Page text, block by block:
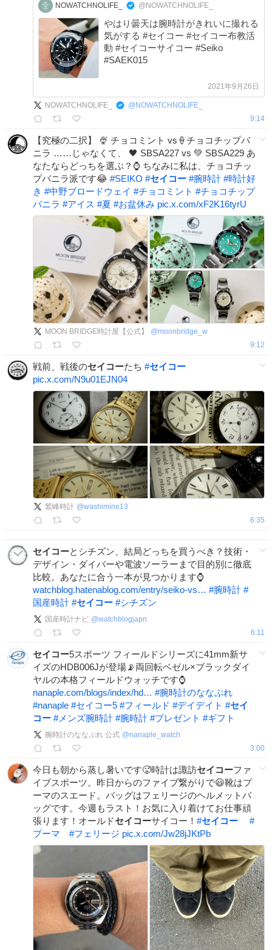
NOWATCHNOLIFE_ @NOWATCHNOLIFE_
やはり曇天は腕時計がきれいに撮れる
気がする #セイコー #セイコー布教活
動 #セイコーサイコー #Seiko
#SAEK015
2021年9月26日
NOWATCHNOLIFE_ @ NOWATCHNOLIFE_
9:14
【究極の二択】 🍨 チョコミント vs🍦チョコチップバ
ニラ ……じゃなくて、 🖤 SBSA227 vs 💚 SBSA229 あ
なたならどっちを選ぶ？⌚ ちなみに私は、チョコチッ
プバニラ派です😂 #SEIKO #セイコー #腕時計 #時計好
き #中野ブロードウェイ #チョコミント #チョコチップ
バニラ #アイス #夏 #お盆休み pic.x.com/xF2K16tyrU
MOON BRIDGE時計屋【公式】 @moonbridge_w
9:12
戦前、戦後のセイコーたち #セイコー
pic.x.com/N9u01EJN04
鷲峰時計 @washimine13
6:35
セイコーとシチズン、結局どっちを買うべき？技術・
デザイン・ダイバーや電波ソーラーまで目的別に徹底
比較。あなたに合う一本が見つかります⌚
watchblog.hatenablog.com/entry/seiko-vs… #腕時計 #
国産時計 #セイコー #シチズン
国産時計ナビ @watchblogjapn
6:11
セイコー5スポーツ フィールドシリーズに41mm新サ
イズのHDB006Jが登場📡両回転ベゼル×ブラックダイ
ヤルの本格フィールドウォッチです⌚️
nanaple.com/blogs/index/hd… #腕時計のななぷれ
#nanaple #セイコー5 #フィールド #デイデイト #セイ
コー #メンズ腕時計 #腕時計 #プレゼント #ギフト
腕時計のななぷれ 公式 @nanaple_watch
3:00
今日も朝から蒸し暑いです🥵時計は諏訪セイコーファ
イブスポーツ。昨日からのファイブ繋がりで😃靴はプ
ーマのスエード。バッグはフェリージのヘルメットバ
ッグです。今週もラスト！お気に入り着けてお仕事頑
張ります！オールドセイコーサイコー！ #セイコー
#
プーマ
#フェリージ pic.x.com/Jw28jJKtPb